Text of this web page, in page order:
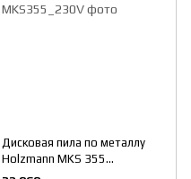
Дисковая пила по металлу
Holzmann MKS 355
(MKS355_230V)